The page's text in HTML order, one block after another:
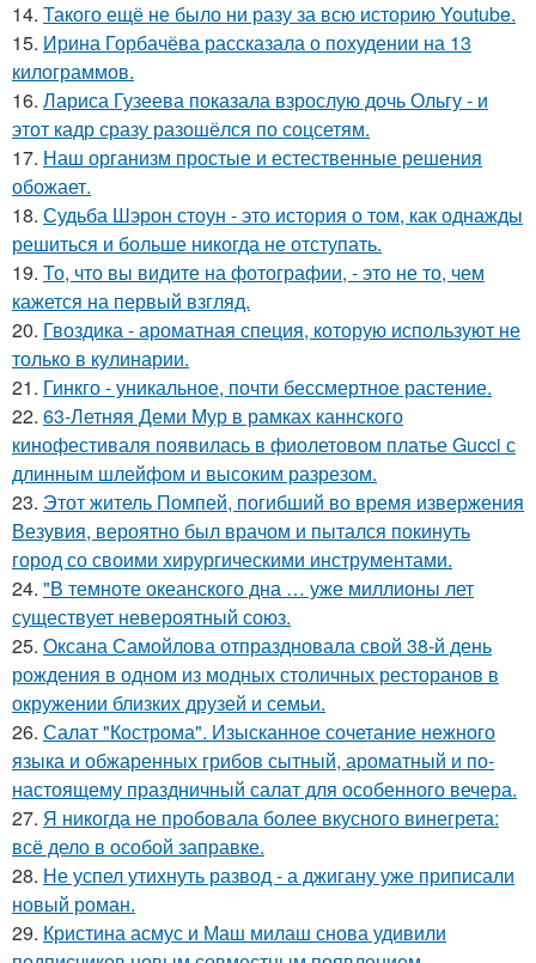
14. Такого ещё не было ни разу за всю историю Youtube.
15. Ирина Горбачёва рассказала о похудении на 13
килограммов.
16. Лариса Гузеева показала взрослую дочь Ольгу - и
этот кадр сразу разошёлся по соцсетям.
17. Наш организм простые и естественные решения
обожает.
18. Судьба Шэрон стоун - это история о том, как однажды
решиться и больше никогда не отступать.
19. То, что вы видите на фотографии, - это не то, чем
кажется на первый взгляд.
20. Гвоздика - ароматная специя, которую используют не
только в кулинарии.
21. Гинкго - уникальное, почти бессмертное растение.
22. 63-Летняя Деми Мур в рамках каннского
кинофестиваля появилась в фиолетовом платье Gucci с
длинным шлейфом и высоким разрезом.
23. Этот житель Помпей, погибший во время извержения
Везувия, вероятно был врачом и пытался покинуть
город со своими хирургическими инструментами.
24. "В темноте океанского дна … уже миллионы лет
существует невероятный союз.
25. Оксана Самойлова отпраздновала свой 38-й день
рождения в одном из модных столичных ресторанов в
окружении близких друзей и семьи.
26. Салат "Кострома". Изысканное сочетание нежного
языка и обжаренных грибов сытный, ароматный и по-
настоящему праздничный салат для особенного вечера.
27. Я никогда не пробовала более вкусного винегрета:
всё дело в особой заправке.
28. Не успел утихнуть развод - а джигану уже приписали
новый роман.
29. Кристина асмус и Маш милаш снова удивили